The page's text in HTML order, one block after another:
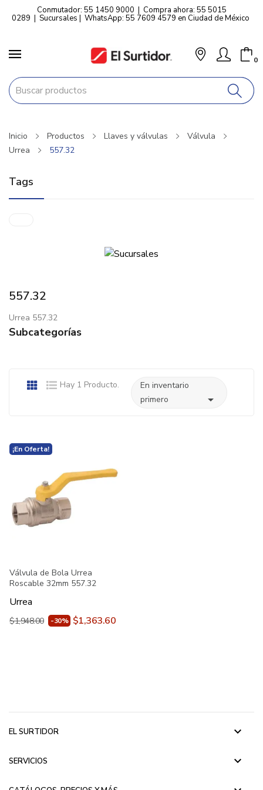
Conmutador: 55 1450 9000 | Compra ahora: 55 5015
0289 | Sucursales | WhatsApp: 55 7609 4579 en Ciudad de México
0
Inicio Productos Llaves y válvulas
Válvula
Urrea
557.32
Tags
557.32
Urrea 557.32
Subcategorías
Hay 1 Producto.
En inventario
primero

¡En Oferta!
Válvula de Bola Urrea
Roscable 32mm 557.32
Urrea
$1,948.00 -30% $1,363.60
EL SURTIDOR keyboard_arrow_down
SERVICIOS keyboard_arrow_down